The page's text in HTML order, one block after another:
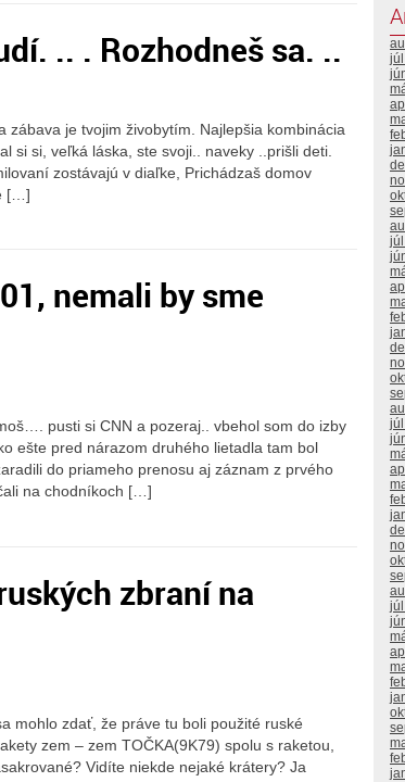
.. . Rozhodneš sa. ..
je tvojim živobytím. Najlepšia kombinácia
si si, veľká láska, ste svoji.. naveky ..prišli deti.
zostávajú v diaľke, Prichádzaš domov
[…]
nemali by sme
pusti si CNN a pozeraj.. vbehol som do izby
ešte pred nárazom druhého lietadla tam bol
do priameho prenosu aj záznam z prvého
na chodníkoch […]
zbraní na
mohlo zdať, že práve tu boli použité ruské
zem – zem TOČKA(9K79) spolu s raketou,
Vidíte niekde nejaké krátery? Ja